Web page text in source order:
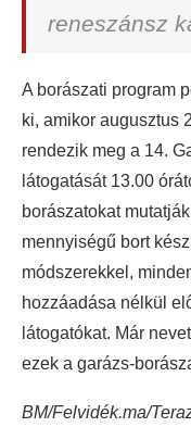
reneszánsz
A borászati program
ki, amikor augusztus
rendezik meg a 14.
látogatását 13.00
borászatokat
mennyiségű bort
módszerekkel,
hozzáadása nélkül
látogatókat. Már
ezek a garázs-
BM/Felvidék.ma/